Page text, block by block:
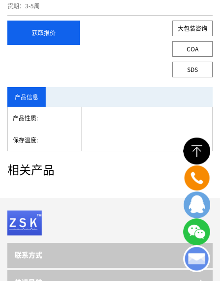
货期：3-5周
获取报价
大包装咨询
COA
SDS
产品信息
产品性质:
保存温度:
相关产品
联系方式